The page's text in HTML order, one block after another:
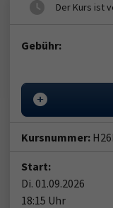
Gebühr:
Kursnummer:
Start:
Di. 01.09.2026
18:15 Uhr